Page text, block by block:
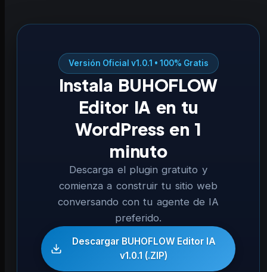
Versión Oficial v1.0.1 • 100% Gratis
Instala BUHOFLOW
Editor IA en tu
WordPress en 1
minuto
Descarga el plugin gratuito y
comienza a construir tu sitio web
conversando con tu agente de IA
preferido.
Descargar BUHOFLOW Editor IA
v1.0.1 (.ZIP)